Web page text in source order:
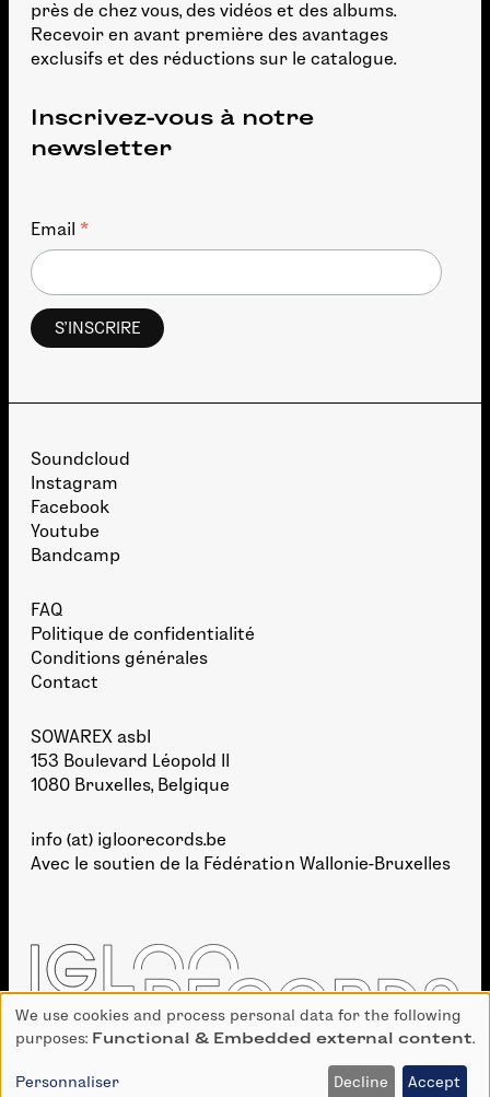
près de chez vous, des vidéos et des albums.
Recevoir en avant première des avantages
exclusifs et des réductions sur le catalogue.
Inscrivez-vous à notre
newsletter
Email *
Soundcloud
Instagram
Facebook
Youtube
Bandcamp
FAQ
Politique de confidentialité
Conditions générales
Contact
SOWAREX asbl
153 Boulevard Léopold II
1080 Bruxelles, Belgique
info (at) igloorecords.be
Avec le soutien de la Fédération Wallonie-Bruxelles
DÉVELOPPEMENT : TAKE SHAPE STUDIO
Use
of
We use cookies and process personal data for the following
purposes: Functional & Embedded external content.
Personnaliser Decline Accept